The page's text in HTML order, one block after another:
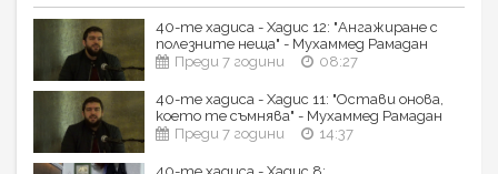
40-те хадиса - Хадис 12: "Ангажиране с
полезните неща" - Мухаммед Рамадан
Преди 7 години
08:27
40-те хадиса - Хадис 11: "Остави онова,
което те съмнява" - Мухаммед Рамадан
Преди 7 години
14:37